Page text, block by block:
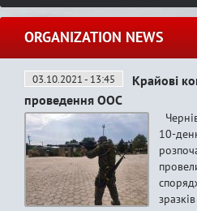
ORGANIZATION NEWS
03.10.2021 - 13:45
Крайові
проведення ООС
10-